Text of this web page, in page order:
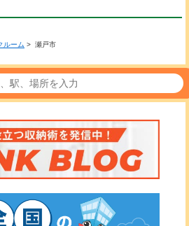
ルーム > 瀬戸市